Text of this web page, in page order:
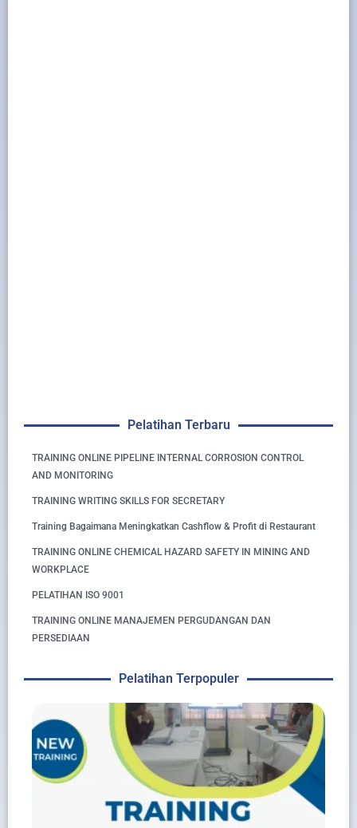
Pelatihan Terbaru
TRAINING ONLINE PIPELINE INTERNAL CORROSION CONTROL
AND MONITORING
TRAINING WRITING SKILLS FOR SECRETARY
Training Bagaimana Meningkatkan Cashflow & Profit di Restaurant
TRAINING ONLINE CHEMICAL HAZARD SAFETY IN MINING AND
WORKPLACE
PELATIHAN ISO 9001
TRAINING ONLINE MANAJEMEN PERGUDANGAN DAN
PERSEDIAAN
Pelatihan Terpopuler